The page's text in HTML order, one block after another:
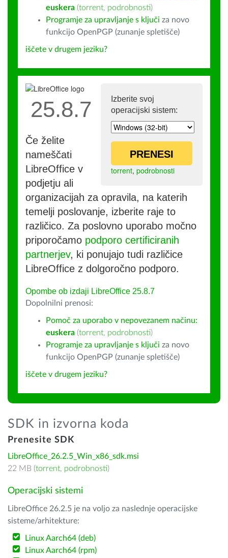
euskera (torrent, podrobnosti)
Programje za upravljanje s ključi za novo
funkcijo OpenPGP (zunanje spletišče)
iščete v drugem jeziku?
Izberite svoj
operacijski sistem:
PRENESI
torrent, podrobnosti
25.8.7
Če želite
nameščati
LibreOffice v
podjetju ali
organizacijah za opravila, na katerih
temelji poslovanje, izberite raje to
različico. Za poslovno uporabo močno
priporočamo podporo certificiranih
partnerjev, ki ponujajo tudi različice
LibreOffice z dolgoročno podporo.
Opombe ob izdaji LibreOffice 25.8.7
Dopolnilni prenosi:
Pomoč za uporabo v nepovezanem načinu:
euskera (torrent, podrobnosti)
Programje za upravljanje s ključi za novo
funkcijo OpenPGP (zunanje spletišče)
iščete v drugem jeziku?
SDK in izvorna koda
Prenesite SDK
LibreOffice_26.2.5_Win_x86_sdk.msi
22 MB (torrent, podrobnosti)
Operacijski sistemi
LibreOffice 26.2.5 je na voljo za naslednje operacijske
sisteme/arhitekture:
Linux Aarch64 (deb)
Linux Aarch64 (rpm)